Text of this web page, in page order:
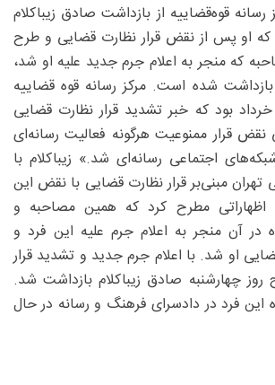
رسانه قوه‌قضاییه از بازداشت صادق زیباکلام
که او پس از نقض قرار نظارت قضایی و طرح
که منجر به اعلام جرم جدید علیه او شد،
شده است. مرکز رسانه قوه قضاییه
بود که خبر تشدید قرار نظارت قضایی
نقض قرار ممنوعیت هرگونه فعالیت رسانه‌ای
اجتماعی رسانه‌ای شد.» زیباکلام با
تهران مبنی‌بر قرار نظارت قضایی با نقض این
اظهاراتی مطرح کرد که همین مصاحبه و
آن منجر به اعلام جرم علیه این فرد و
او شد. با اعلام جرم جدید و تشدید قرار
چهارشنبه صادق زیباکلام بازداشت شد.
این فرد در دادسرای فرهنگ و رسانه در حال